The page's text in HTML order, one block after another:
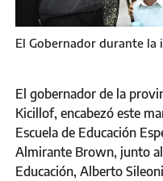
El Gobernador durante la
El gobernador de la
Kicillof, encabezó este
Escuela de Educación
Almirante Brown, junto
Educación, Alberto